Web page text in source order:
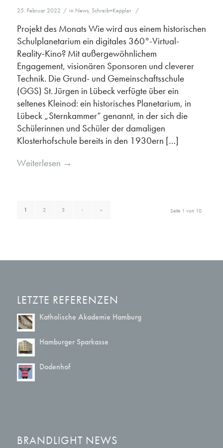
25. Februar 2022 / in News, Schreib+Keppler /
Projekt des Monats Wie wird aus einem historischen
Schulplanetarium ein digitales 360°-Virtual-
Reality-Kino? Mit außergewöhnlichem
Engagement, visionären Sponsoren und cleverer
Technik. Die Grund- und Gemeinschaftsschule
(GGS) St. Jürgen in Lübeck verfügte über ein
seltenes Kleinod: ein historisches Planetarium, in
Lübeck „Sternkammer“ genannt, in der sich die
Schülerinnen und Schüler der damaligen
Klosterhofschule bereits in den 1930ern […]
Weiterlesen →
Seite 1 von 10
1 2 3 › »
LETZTE REFERENZEN
Katholische Akademie Hamburg
Hamburger Sparkasse
Dodenhof
BRANDLIGHT NEWS